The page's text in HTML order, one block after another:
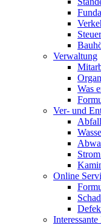
Verwaltung
Was
Ver- und
Online